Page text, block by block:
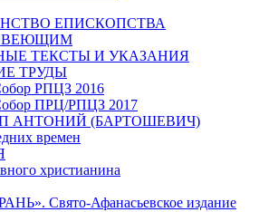
ЕПИСКОПСТВА
ТЕКСТЫ И УКАЗАНИЯ
ТРУДЫ
РПЦЗ 2016
ПРЦ/РПЦЗ 2017
АНТОНИЙ (БАРТОШЕВИЧ)
времен
христианина
Свято-Афанасьевское издание